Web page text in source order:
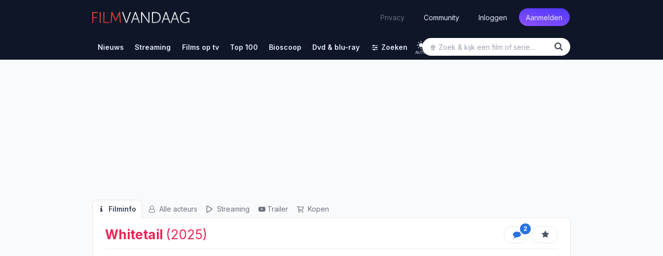
Privacy Community Inloggen Aanmelden
Nieuws Streaming Films op tv Top 100 Bioscoop Dvd & blu-ray Zoeken
AUTO
Filminfo Alle acteurs Streaming Trailer Kopen
2
Whitetail (2025)